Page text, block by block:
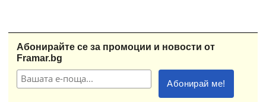
Абонирайте се за промоции и новости от
Framar.bg